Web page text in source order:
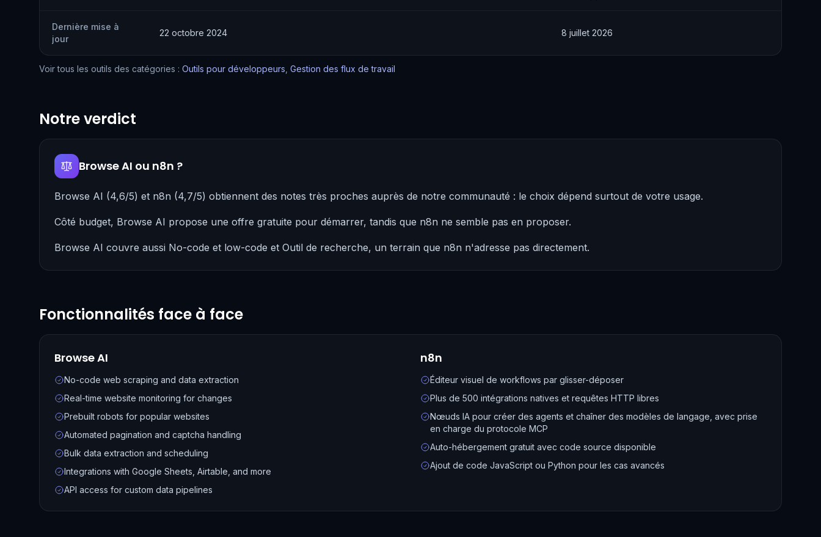
Dernière mise à
jour
22 octobre 2024 8 juillet 2026
Voir tous les outils des catégories : Outils pour développeurs Gestion des flux de travail
Notre verdict
Browse AI ou n8n ?
Browse AI (4,6/5) et n8n (4,7/5) obtiennent des notes très proches auprès de notre communauté : le choix dépend surtout de votre usage.
Côté budget, Browse AI propose une offre gratuite pour démarrer, tandis que n8n ne semble pas en proposer.
Browse AI couvre aussi No-code et low-code et Outil de recherche, un terrain que n8n n'adresse pas directement.
Fonctionnalités face à face
Browse AI
No-code web scraping and data extraction
Real-time website monitoring for changes
Prebuilt robots for popular websites
Automated pagination and captcha handling
Bulk data extraction and scheduling
Integrations with Google Sheets, Airtable, and more
API access for custom data pipelines
n8n
Éditeur visuel de workflows par glisser-déposer
Plus de 500 intégrations natives et requêtes HTTP libres
Nœuds IA pour créer des agents et chaîner des modèles de langage, avec prise
en charge du protocole MCP
Auto-hébergement gratuit avec code source disponible
Ajout de code JavaScript ou Python pour les cas avancés